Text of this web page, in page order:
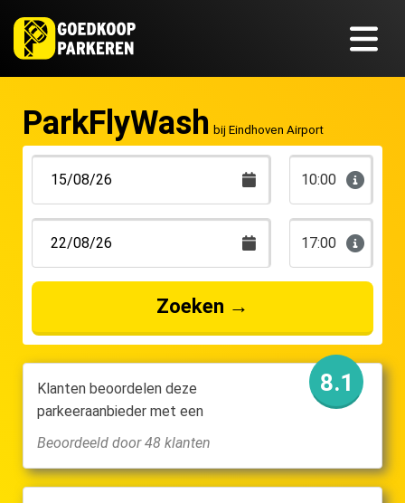
ParkFlyWash bij Eindhoven Airport
10:00
17:00
Zoeken →
Klanten beoordelen deze
parkeeraanbieder met een
8.1
Beoordeeld door 48 klanten